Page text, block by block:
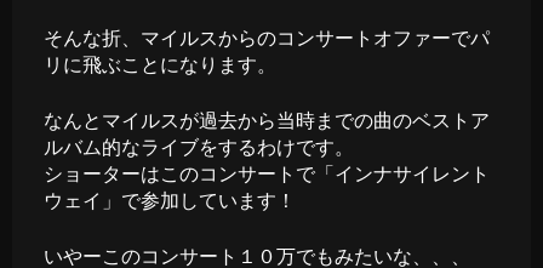
そんな折、マイルスからのコンサートオファーでパ
リに飛ぶことになります。
なんとマイルスが過去から当時までの曲のベストア
ルバム的なライブをするわけです。
ショーターはこのコンサートで「インナサイレント
ウェイ」で参加しています！
いやーこのコンサート１０万でもみたいな、、、